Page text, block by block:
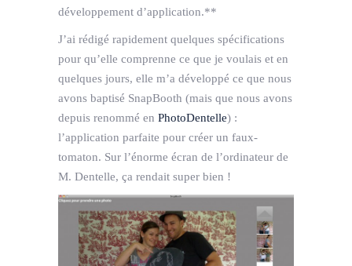
développement d’application.**
J’ai rédigé rapidement quelques spécifications
pour qu’elle comprenne ce que je voulais et en
quelques jours, elle m’a développé ce que nous
avons baptisé SnapBooth (mais que nous avons
depuis renommé en PhotoDentelle) :
l’application parfaite pour créer un faux-
tomaton. Sur l’énorme écran de l’ordinateur de
M. Dentelle, ça rendait super bien !